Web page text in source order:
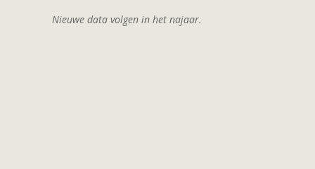
Nieuwe data volgen in het najaar.